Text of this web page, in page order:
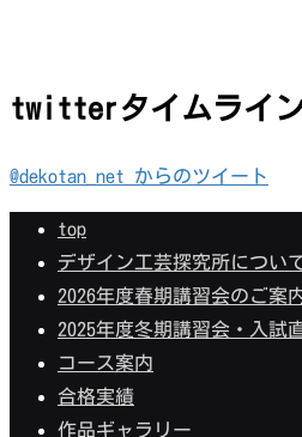
twitterタイムライ
@dekotan_net からのツイート
top
デザイン工芸探究所につい
2026年度春期講習会のご案
2025年度冬期講習会・入試
コース案内
合格実績
作品ギャラリー